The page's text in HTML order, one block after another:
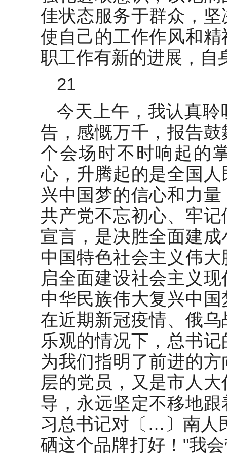
佳状态服务于群众，
使自己的工作作风和
职工作有新的进展，自
21
今天上午，我认真
告，感慨万千，报告
个会场时不时响起的
心，升腾起的是全国
兴中国梦的信心和力
共产党不忘初心、牢
宣言，是决胜全面建
中国特色社会主义伟
启全面建设社会主义
中华民族伟大复兴中
在近期新冠疫情、俄
乐观的情况下，总书
为我们指明了前进的
层的党员，又是市人
导，永远坚定不移地
习总书记对〔…〕南人
硒这个品牌打好！"我